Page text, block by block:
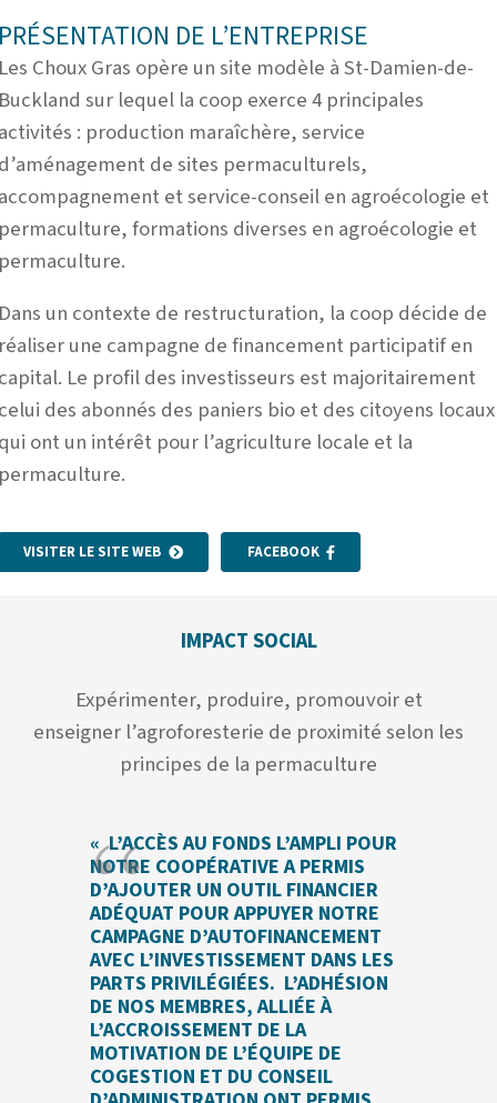
DE L’ENTREPRISE
Choux Gras opère un site modèle à St-Damien-de-
sur lequel la coop exerce 4 principales
: production maraîchère, service
de sites permaculturels,
et service-conseil en agroécologie et
formations diverses en agroécologie et
un contexte de restructuration, la coop décide de
une campagne de financement participatif en
Le profil des investisseurs est majoritairement
des abonnés des paniers bio et des citoyens locaux
ont un intérêt pour l’agriculture locale et la
VISITER LE SITE WEB FACEBOOK
IMPACT SOCIAL
Expérimenter, produire, promouvoir et
enseigner l’agroforesterie de proximité selon les
principes de la permaculture
« L’ACCÈS AU FONDS L’AMPLI POUR
NOTRE COOPÉRATIVE A PERMIS
D’AJOUTER UN OUTIL FINANCIER
ADÉQUAT POUR APPUYER NOTRE
CAMPAGNE D’AUTOFINANCEMENT
AVEC L’INVESTISSEMENT DANS LES
PARTS PRIVILÉGIÉES. L’ADHÉSION
DE NOS MEMBRES, ALLIÉE À
L’ACCROISSEMENT DE LA
MOTIVATION DE L’ÉQUIPE DE
COGESTION ET DU CONSEIL